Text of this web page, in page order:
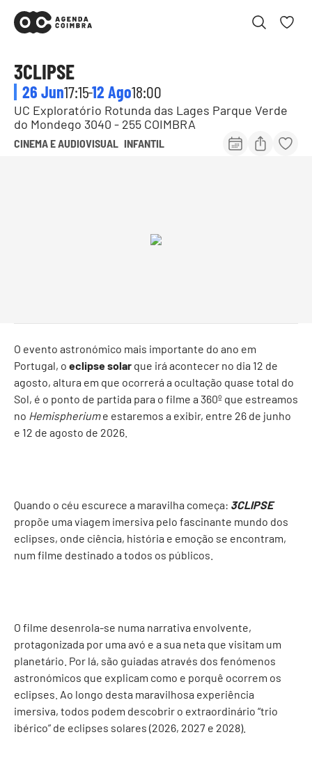
3CLIPSE
26 Jun17:15-12 Ago18:00
UC Exploratório Rotunda das Lages Parque Verde
do Mondego 3040 - 255 COIMBRA
CINEMA E AUDIOVISUAL INFANTIL
O evento astronómico mais importante do ano em
Portugal, o eclipse solar que irá acontecer no dia 12 de
agosto, altura em que ocorrerá a ocultação quase total do
Sol, é o ponto de partida para o filme a 360º que estreamos
no Hemispheriume estaremos a exibir, entre 26 de junho
e 12 de agosto de 2026.
Quando o céu escurece a maravilha começa: 3CLIPSE
propõe uma viagem imersiva pelo fascinante mundo dos
eclipses, onde ciência, história e emoção se encontram,
num filme destinado a todos os públicos.
O filme desenrola-se numa narrativa envolvente,
protagonizada por uma avó e a sua neta que visitam um
planetário. Por lá, são guiadas através dos fenómenos
astronómicos que explicam como e porquê ocorrem os
eclipses. Ao longo desta maravilhosa experiência
imersiva, todos podem descobrir o extraordinário “trio
ibérico” de eclipses solares (2026, 2027 e 2028).